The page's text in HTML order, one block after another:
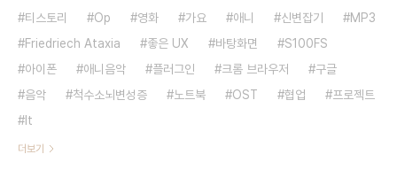
티스토리
Op 영화 가요 애니 신변잡기
MP3
Friedriech Ataxia
좋은 UX 바탕화면
S100FS
아이폰
애니음악 플러그인 크롬 브라우저
구글
음악
척수소뇌변성증 노트북 OST 협업
프로젝트
It
더보기